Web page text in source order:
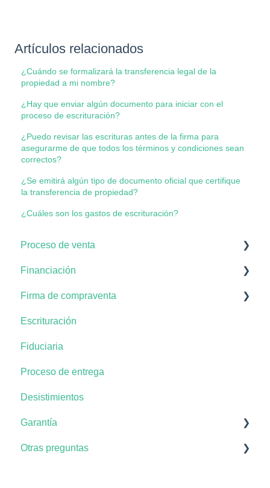
Artículos relacionados
¿Cuándo se formalizará la transferencia legal de la
propiedad a mi nombre?
¿Hay que enviar algún documento para iniciar con el
proceso de escrituración?
¿Puedo revisar las escrituras antes de la firma para
asegurarme de que todos los términos y condiciones sean
correctos?
¿Se emitirá algún tipo de documento oficial que certifique
la transferencia de propiedad?
¿Cuáles son los gastos de escrituración?
Proceso de venta
Proceso en la compra del apartamento
Documentación
Financiación
Plan de pagos
Tiempos de pago
Solicitud del crédito
Firma de compraventa
Documentación del negocio
Escrituración
Fiduciaria
Proceso de entrega
Desistimientos
Garantía
No conformidades
Otras preguntas